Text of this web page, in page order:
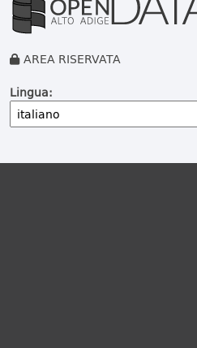
AREA RISERVATA
Lingua